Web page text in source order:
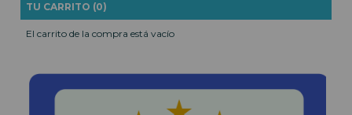
TU CARRITO (0)
El carrito de la compra está vacío